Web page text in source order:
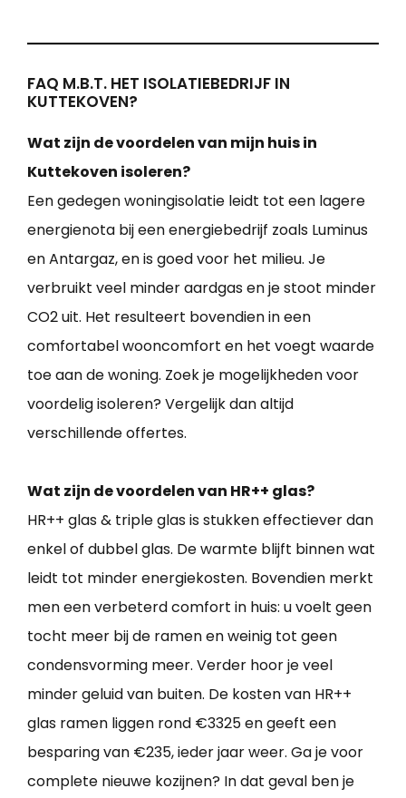
FAQ M.B.T. HET ISOLATIEBEDRIJF IN
KUTTEKOVEN?
Wat zijn de voordelen van mijn huis in
Kuttekoven isoleren?
Een gedegen woningisolatie leidt tot een lagere
energienota bij een energiebedrijf zoals Luminus
en Antargaz, en is goed voor het milieu. Je
verbruikt veel minder aardgas en je stoot minder
CO2 uit. Het resulteert bovendien in een
comfortabel wooncomfort en het voegt waarde
toe aan de woning. Zoek je mogelijkheden voor
voordelig isoleren? Vergelijk dan altijd
verschillende offertes.
Wat zijn de voordelen van HR++ glas?
HR++ glas & triple glas is stukken effectiever dan
enkel of dubbel glas. De warmte blijft binnen wat
leidt tot minder energiekosten. Bovendien merkt
men een verbeterd comfort in huis: u voelt geen
tocht meer bij de ramen en weinig tot geen
condensvorming meer. Verder hoor je veel
minder geluid van buiten. De kosten van HR++
glas ramen liggen rond €3325 en geeft een
besparing van €235, ieder jaar weer. Ga je voor
complete nieuwe kozijnen? In dat geval ben je